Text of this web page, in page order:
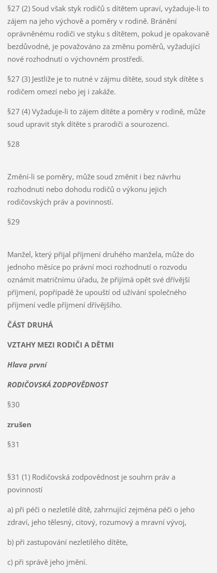
§27 (2) Soud však styk rodičů s dítětem upraví, vyžaduje-li to
zájem na jeho výchově a poměry v rodině. Bránění
oprávněnému rodiči ve styku s dítětem, pokud je opakovaně
bezdůvodné, je považováno za změnu poměrů, vyžadující
nové rozhodnutí o výchovném prostředí.
§27 (3) Jestliže je to nutné v zájmu dítěte, soud styk dítěte s
rodičem omezí nebo jej i zakáže.
§27 (4) Vyžaduje-li to zájem dítěte a poměry v rodině, může
soud upravit styk dítěte s prarodiči a sourozenci.
§28
Změní-li se poměry, může soud změnit i bez návrhu
rozhodnutí nebo dohodu rodičů o výkonu jejich
rodičovských práv a povinností.
§29
Manžel, který přijal příjmení druhého manžela, může do
jednoho měsíce po právní moci rozhodnutí o rozvodu
oznámit matričnímu úřadu, že přijímá opět své dřívější
příjmení, popřípadě že upouští od užívání společného
příjmení vedle příjmení dřívějšího.
ČÁST DRUHÁ
VZTAHY MEZI RODIČI A DĚTMI
Hlava první
RODIČOVSKÁ ZODPOVĚDNOST
§30
zrušen
§31
§31 (1) Rodičovská zodpovědnost je souhrn práv a
povinností
a) při péči o nezletilé dítě, zahrnující zejména péči o jeho
zdraví, jeho tělesný, citový, rozumový a mravní vývoj,
b) při zastupování nezletilého dítěte,
c) při správě jeho jmění.